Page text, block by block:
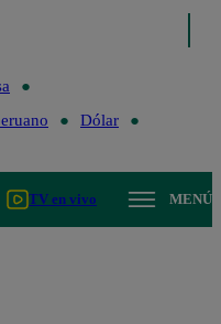
Dólar
TV en vivo MENÚ